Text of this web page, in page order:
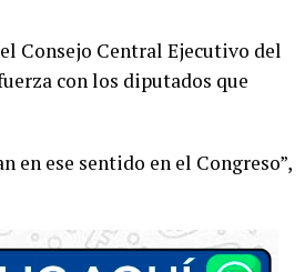
Consejo Central Ejecutivo del
con los diputados que
en ese sentido en el Congreso”,